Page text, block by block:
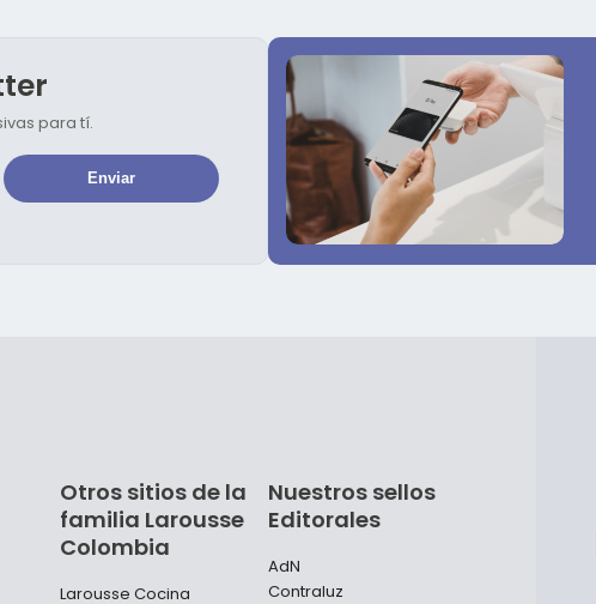
para tí.
Otros sitios de la
familia Larousse
Colombia
Larousse Cocina
Nuestros sellos
Editorales
AdN
Contraluz